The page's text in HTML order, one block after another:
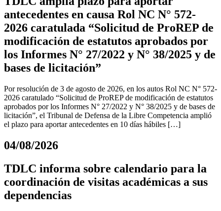
antecedentes en causa Rol NC N° 572-
2026 caratulada “Solicitud de ProREP de
modificación de estatutos aprobados por
los Informes N° 27/2022 y N° 38/2025 y de
bases de licitación”
Por resolución de 3 de agosto de 2026, en los autos Rol NC N° 572-
2026 caratulado “Solicitud de ProREP de modificación de estatutos
aprobados por los Informes N° 27/2022 y N° 38/2025 y de bases de
licitación”, el Tribunal de Defensa de la Libre Competencia amplió
el plazo para aportar antecedentes en 10 días hábiles […]
04/08/2026
TDLC informa sobre calendario para la
coordinación de visitas académicas a sus
dependencias